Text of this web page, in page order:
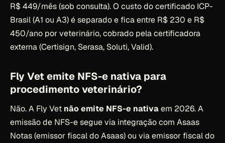
R$ 449/mês (sob consulta). O custo do certificado ICP-
Brasil (A1 ou A3) é separado e fica entre R$ 230 e R$
450/ano por veterinário, cobrado pela certificadora
externa (Certisign, Serasa, Soluti, Valid).
Fly Vet emite NFS-e nativa para
procedimento veterinário?
Não. A Fly Vet não emite NFS-e nativaem 2026. A
emissão de NFS-e segue via integração com Asaas
Notas (emissor fiscal do Asaas) ou via emissor fiscal do